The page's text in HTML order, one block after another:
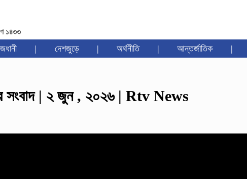
১৪৩৩
| দেশজুড়ে | অর্থনীতি | আন্তর্জাতিক |
| ২ জুন , ২০২৬ | Rtv News